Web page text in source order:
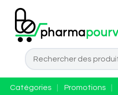
Catégories Promotions